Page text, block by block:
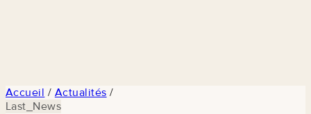
Accueil / Actualités /
Last_News